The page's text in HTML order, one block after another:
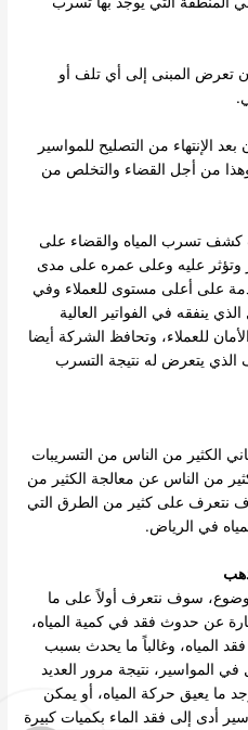
تعرض المبنى إلى أي تلف أو
الإنتهاء من التصليح للمواسير
وهذا من أجل القضاء والتخلص من
كشف تسرب المياه والقضاء على
وتؤثر عليه وعلى عمره على مدى
على أعلى مستوى للعملاء وفي
ينفقه في الفواتير العالية
للعملاء، وتحافظ الشركة أيضا
يتعرض له نتيجة التسرب
الكثير من الناس من التسريبات
من الناس عن معالجة الكثير من
نتعرف على كثير من الطرق التي
في الرياض.
سوف نتعرف أولاً على ما
عن حدوث فقد في كمية المياه،
المياه، وغالباً ما يحدث بسبب
المواسير، نتيجة مرور العديد
ما يعيق حركة المياه، أو يمكن
أدى إلى فقد الماء بكميات كبيرة